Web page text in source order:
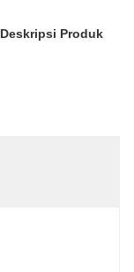
Deskripsi Produk